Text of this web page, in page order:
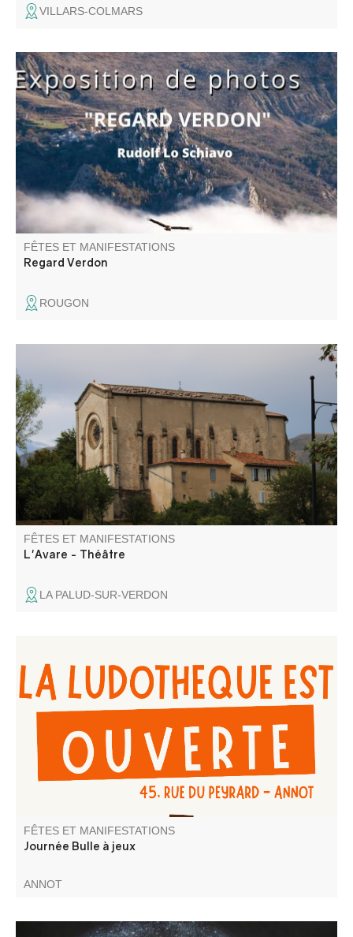
VILLARS-COLMARS
Une superbe exposition photos de Rudolf Lo Schiavo.
FÊTES ET MANIFESTATIONS
Regard Verdon
ROUGON
Molière, par l'atelier théâtre Les Gens d'ici, aborde la folie
de l'avarice, le pouvoir de l'amour et la rébellion contre le
despotisme. Suivi d'un repas partagé.
FÊTES ET MANIFESTATIONS
L'Avare - Théâtre
LA PALUD-SUR-VERDON
Venez jouer et/ou emprunter des jeux, au local de la
Ludothèque Bulles à jeux
FÊTES ET MANIFESTATIONS
Journée Bulle à jeux
ANNOT